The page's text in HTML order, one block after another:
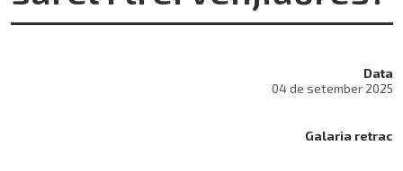
Data
04 de setember 2025
Galaria retrac